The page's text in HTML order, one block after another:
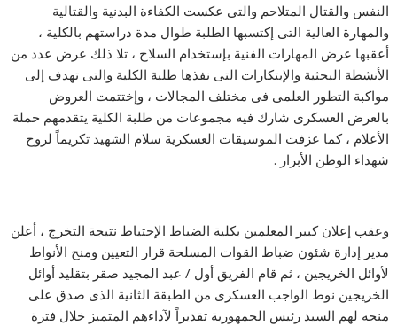
النفس والقتال المتلاحم والتى عكست الكفاءة البدنية والقتالية
والمهارة العالية التى إكتسبها الطلبة طوال مدة دراستهم بالكلية ،
أعقبها عرض المهارات الفنية بإستخدام السلاح ، تلا ذلك عرض عدد من
الأنشطة البحثية والإبتكارات التى نفذها طلبة الكلية والتى تهدف إلى
مواكبة التطور العلمى فى مختلف المجالات ، وإختتمت العروض
بالعرض العسكرى شارك فيه مجموعات من طلبة الكلية يتقدمهم حملة
الأعلام ، كما عزفت الموسيقات العسكرية سلام الشهيد تكريماً لروح
شهداء الوطن الأبرار .
وعقب إعلان كبير المعلمين بكلية الضباط الإحتياط نتيجة التخرج ، أعلن
مدير إدارة شئون ضباط القوات المسلحة قرار التعيين ومنح الأنواط
لأوائل الخريجين ، ثم قام الفريق أول / عبد المجيد صقر بتقليد أوائل
الخريجين نوط الواجب العسكرى من الطبقة الثانية الذى صدق على
منحه لهم السيد رئيس الجمهورية تقديراً لآداءهم المتميز خلال فترة